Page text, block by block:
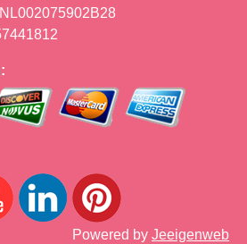
Powered by Jeeigenweb